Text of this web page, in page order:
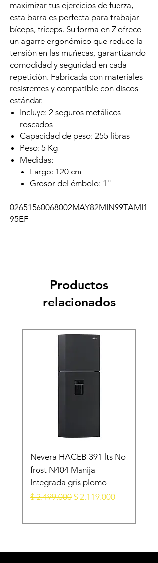
maximizar tus ejercicios de fuerza,
esta barra es perfecta para trabajar
bíceps, tríceps. Su forma en Z ofrece
un agarre ergonómico que reduce la
tensión en las muñecas, garantizando
comodidad y seguridad en cada
repetición. Fabricada con materiales
resistentes y compatible con discos
estándar.
Incluye: 2 seguros metálicos
roscados
Capacidad de peso: 255 libras
Peso: 5 Kg
Medidas:
Largo: 120 cm
Grosor del émbolo: 1"
02651560068002MAY82MIN99TAMI1
95EF
Productos
relacionados
Nevera HACEB 391 lts No
frost N404 Manija
Integrada gris plomo
Precio
$ 2.499.000 Precio de oferta
$ 2.119.000